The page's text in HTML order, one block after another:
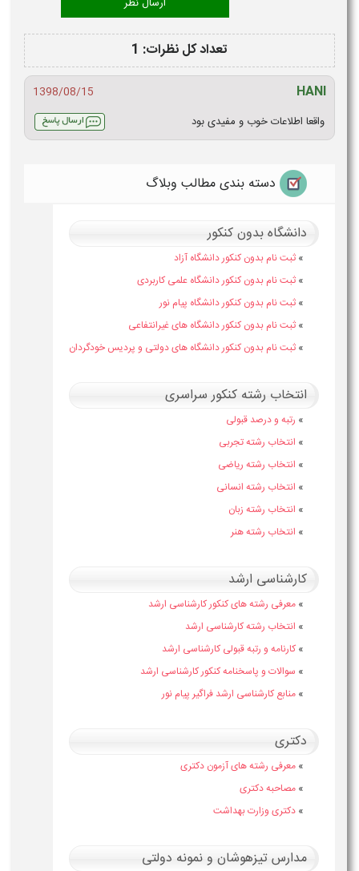
تعداد کل نظرات: 1
HANI
1398/08/15
واقعا اطلاعات خوب و مفیدی بود
دسته بندی مطالب وبلاگ
دانشگاه بدون کنکور
» ثبت نام بدون کنکور دانشگاه آزاد
» ثبت نام بدون کنکور دانشگاه علمی کاربردی
» ثبت نام بدون کنکور دانشگاه پیام نور
» ثبت نام بدون کنکور دانشگاه های غیرانتفاعی
» ثبت نام بدون کنکور دانشگاه های دولتی و پردیس خودگردان
انتخاب رشته کنکور سراسری
» رتبه و درصد قبولی
» انتخاب رشته تجربی
» انتخاب رشته ریاضی
» انتخاب رشته انسانی
» انتخاب رشته زبان
» انتخاب رشته هنر
کارشناسی ارشد
» معرفی رشته های کنکور کارشناسی ارشد
» انتخاب رشته کارشناسی ارشد
» کارنامه و رتبه قبولی کارشناسی ارشد
» سوالات و پاسخنامه کنکور کارشناسی ارشد
» منابع کارشناسی ارشد فراگیر پیام نور
دکتری
» معرفی رشته های آزمون دکتری
» مصاحبه دکتری
» دکتری وزارت بهداشت
مدارس تیزهوشان و نمونه دولتی